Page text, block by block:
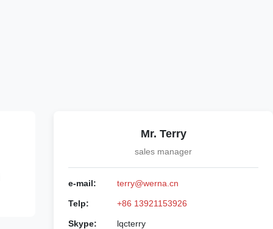
Mr. Terry
sales manager
e-mail: terry@werna.cn
Telp: +86 13921153926
Skype: lqcterry